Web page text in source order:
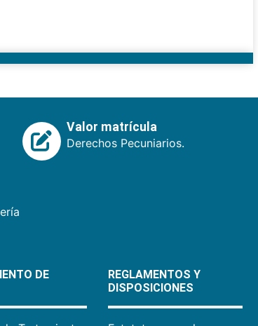
Valor matrícula
Derechos Pecuniarios.
DE
REGLAMENTOS Y
DISPOSICIONES